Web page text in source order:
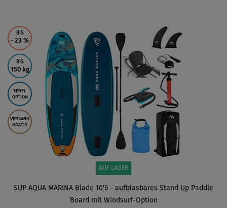
BIS
- 23 %
BIS
150 kg
SEGEL
OPTION
VERSAND
GRATIS
AUF LAGER
SUP AQUA MARINA Blade 10'6 - aufblasbares Stand Up Paddle
Board mit Windsurf-Option